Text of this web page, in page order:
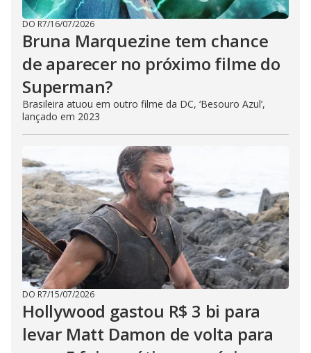
DO R7/16/07/2026
Bruna Marquezine tem chance
de aparecer no próximo filme do
Superman?
Brasileira atuou em outro filme da DC, ‘Besouro Azul’,
lançado em 2023
DO R7/15/07/2026
Hollywood gastou R$ 3 bi para
levar Matt Damon de volta para